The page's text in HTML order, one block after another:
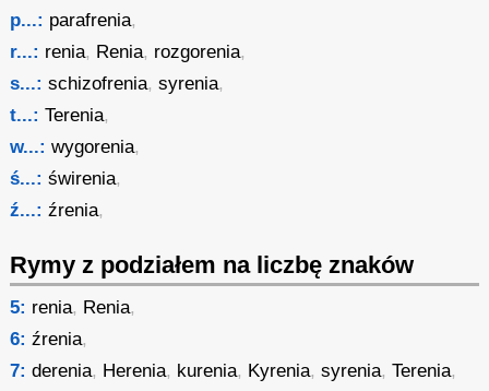
p...: parafrenia,
r...: renia, Renia, rozgorenia,
s...: schizofrenia,syrenia,
t...: Terenia,
w...: wygorenia,
ś...: świrenia,
ź...: źrenia,
Rymy z podziałem na liczbę znaków
5: renia, Renia,
6: źrenia,
7: derenia, Herenia, kurenia, Kyrenia,syrenia,Terenia,